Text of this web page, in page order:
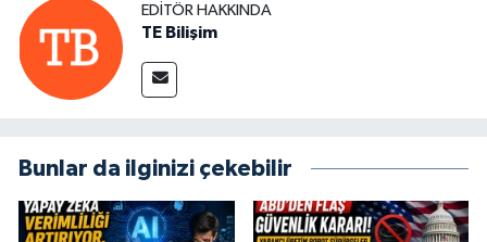
EDITÖR HAKKINDA
TE Bilişim
Bunlar da ilginizi çekebilir